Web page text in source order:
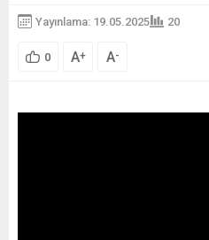
Yayınlama: 19.05.2025 20
0 A+ A-